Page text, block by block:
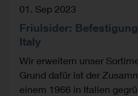
01. Sep 2023
Friulsider:
Italy
Wir erweitern unser
Grund dafür ist der
einem 1966 in Italien